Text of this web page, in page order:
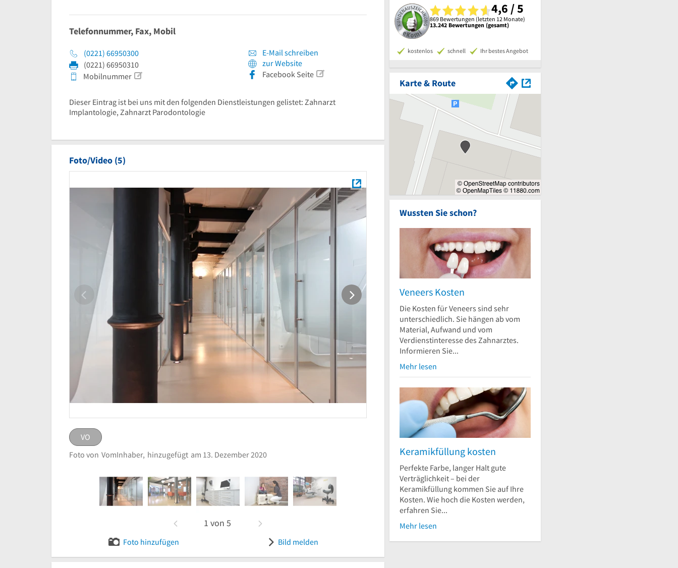
Telefonnummer, Fax, Mobil
(0221) 66950300
(0221) 66950310
Mobilnummer
E-Mail schreiben
zur Website
Facebook Seite
Dieser Eintrag ist bei uns mit den folgenden Dienstleistungen gelistet: Zahnarzt
Implantologie, Zahnarzt Parodontologie
Foto/Video (5)
VO
Bild melden
VO
Foto von VomInhaber, hinzugefügt am 13. Dezember 2020
1 von 5
Foto hinzufügen Bild melden
4,6 / 5
869 Bewertungen (letzten 12 Monate)
13.242 Bewertungen (gesamt)
kostenlos schnell Ihr bestes Angebot
Karte & Route
Wussten Sie schon?
Veneers Kosten
Die Kosten für Veneers sind sehr
unterschiedlich. Sie hängen ab vom
Material, Aufwand und vom
Verdienstinteresse des Zahnarztes.
Informieren Sie...
Mehr lesen
Keramikfüllung kosten
Perfekte Farbe, langer Halt gute
Verträglichkeit – bei der
Keramikfüllung kommen Sie auf Ihre
Kosten. Wie hoch die Kosten werden,
erfahren Sie...
Mehr lesen